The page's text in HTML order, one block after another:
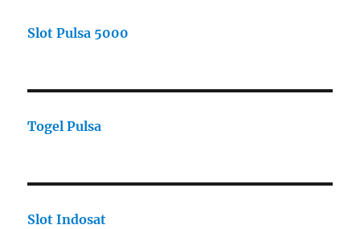
Slot Pulsa 5000
Togel Pulsa
Slot Indosat